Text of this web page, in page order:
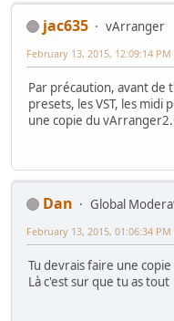
jac635
vArranger
February 13, 2015, 12:09:14 PM
Par précaution, avant de
presets, les VST, les
une copie du
Dan
Global
February 13, 2015, 01:06:34 PM
Tu devrais faire une
Là c'est sur que tu as tout